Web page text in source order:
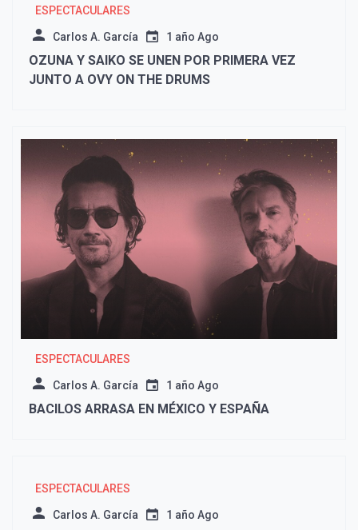
ESPECTACULARES
Carlos A. García 1 año Ago
OZUNA Y SAIKO SE UNEN POR PRIMERA VEZ
JUNTO A OVY ON THE DRUMS
ESPECTACULARES
Carlos A. García 1 año Ago
BACILOS ARRASA EN MÉXICO Y ESPAÑA
ESPECTACULARES
Carlos A. García 1 año Ago